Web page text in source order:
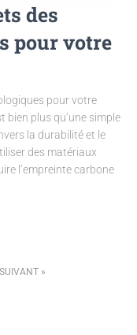
des
pour votre
pour votre
bien plus qu’une simple
la durabilité et le
des matériaux
l’empreinte carbone
SUIVANT